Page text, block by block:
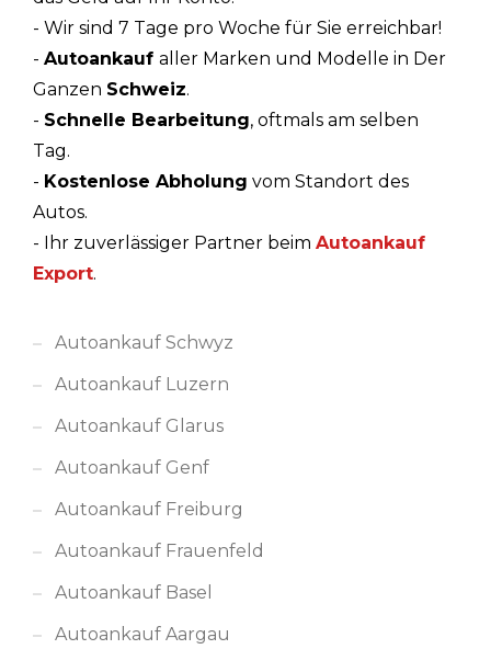
- Wir sind 7 Tage pro Woche für Sie erreichbar!
- Autoankauf aller Marken und Modelle in Der
Ganzen Schweiz.
- Schnelle Bearbeitung, oftmals am selben
Tag.
- Kostenlose Abholung vom Standort des
Autos.
- Ihr zuverlässiger Partner beim Autoankauf
Export.
Autoankauf Schwyz
Autoankauf Luzern
Autoankauf Glarus
Autoankauf Genf
Autoankauf Freiburg
Autoankauf Frauenfeld
Autoankauf Basel
Autoankauf Aargau